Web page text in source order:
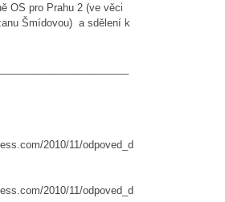
OS pro Prahu 2 (ve věci
Šmídovou) a sdělení k